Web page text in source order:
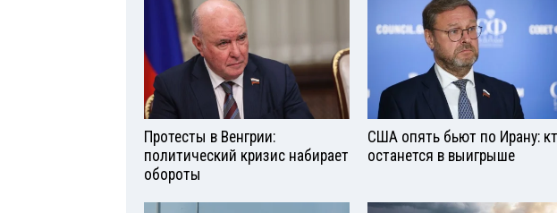
Протесты в Венгрии:
политический кризис набирает
обороты
США опять бьют по Ирану:
останется в выигрыше